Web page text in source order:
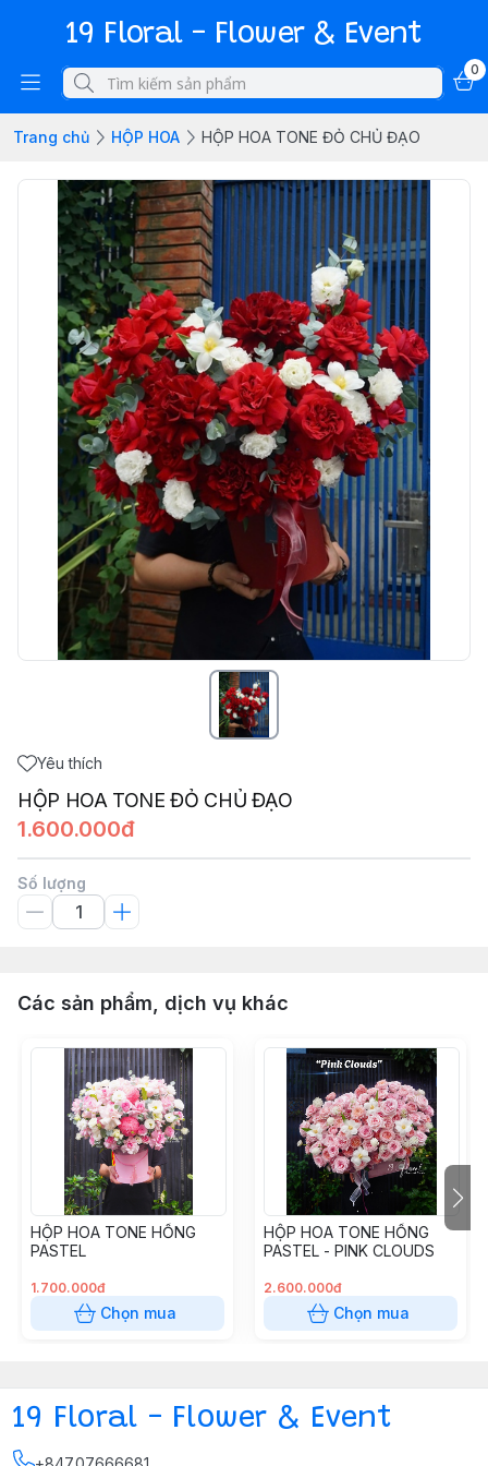
19 Floral - Flower & Event
0
Trang chủ HỘP HOA HỘP HOA TONE ĐỎ CHỦ ĐẠO
Yêu thích
HỘP HOA TONE ĐỎ CHỦ ĐẠO
1.600.000đ
Số lượng
Các sản phẩm, dịch vụ khác
HỘP HOA TONE HỒNG
PASTEL
1.700.000đ
Chọn mua
HỘP HOA TONE HỒNG
PASTEL - PINK CLOUDS
2.600.000đ
Chọn mua
19 Floral - Flower & Event